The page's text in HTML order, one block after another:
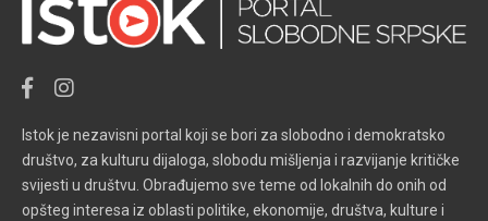
Istok je nezavisni portal koji se bori za slobodno i demokratsko
društvo, za kulturu dijaloga, slobodu mišljenja i razvijanje kritičke
svijesti u društvu. Obrađujemo sve teme od lokalnih do onih od
opšteg interesa iz oblasti politike, ekonomije, društva, kulture i